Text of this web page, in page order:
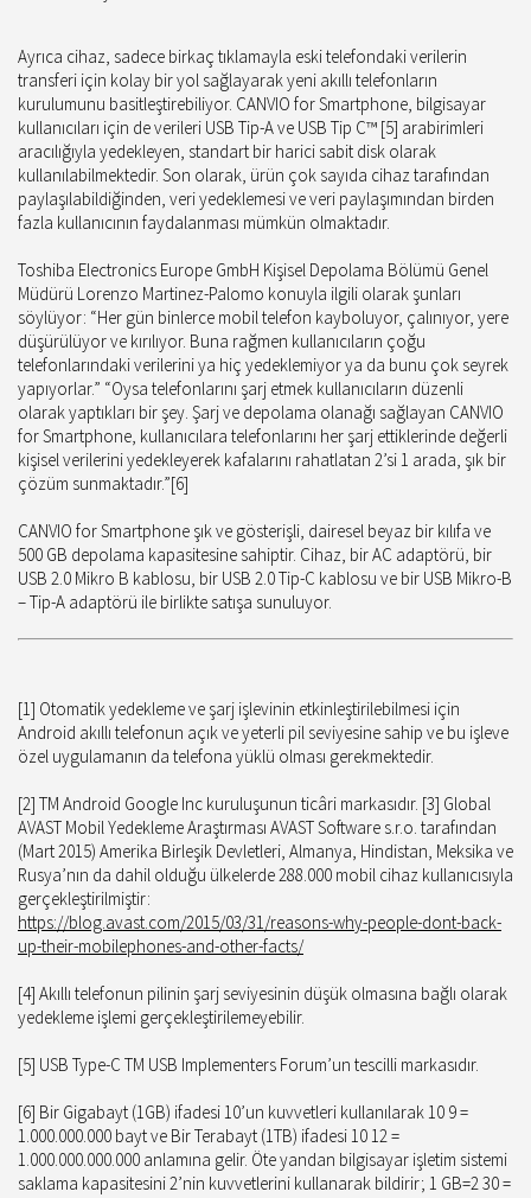
Ayrıca cihaz, sadece birkaç tıklamayla eski telefondaki verilerin
transferi için kolay bir yol sağlayarak yeni akıllı telefonların
kurulumunu basitleştirebiliyor. CANVIO for Smartphone, bilgisayar
kullanıcıları için de verileri USB Tip-A ve USB Tip C™ [5] arabirimleri
aracılığıyla yedekleyen, standart bir harici sabit disk olarak
kullanılabilmektedir. Son olarak, ürün çok sayıda cihaz tarafından
paylaşılabildiğinden, veri yedeklemesi ve veri paylaşımından birden
fazla kullanıcının faydalanması mümkün olmaktadır.
Toshiba Electronics Europe GmbH Kişisel Depolama Bölümü Genel
Müdürü Lorenzo Martinez-Palomo konuyla ilgili olarak şunları
söylüyor: “Her gün binlerce mobil telefon kayboluyor, çalınıyor, yere
düşürülüyor ve kırılıyor. Buna rağmen kullanıcıların çoğu
telefonlarındaki verilerini ya hiç yedeklemiyor ya da bunu çok seyrek
yapıyorlar.” “Oysa telefonlarını şarj etmek kullanıcıların düzenli
olarak yaptıkları bir şey. Şarj ve depolama olanağı sağlayan CANVIO
for Smartphone, kullanıcılara telefonlarını her şarj ettiklerinde değerli
kişisel verilerini yedekleyerek kafalarını rahatlatan 2’si 1 arada, şık bir
çözüm sunmaktadır.”[6]
CANVIO for Smartphone şık ve gösterişli, dairesel beyaz bir kılıfa ve
500 GB depolama kapasitesine sahiptir. Cihaz, bir AC adaptörü, bir
USB 2.0 Mikro B kablosu, bir USB 2.0 Tip-C kablosu ve bir USB Mikro-B
– Tip-A adaptörü ile birlikte satışa sunuluyor.
[1] Otomatik yedekleme ve şarj işlevinin etkinleştirilebilmesi için
Android akıllı telefonun açık ve yeterli pil seviyesine sahip ve bu işleve
özel uygulamanın da telefona yüklü olması gerekmektedir.
[2] TM Android Google Inc kuruluşunun ticâri markasıdır. [3] Global
AVAST Mobil Yedekleme Araştırması AVAST Software s.r.o. tarafından
(Mart 2015) Amerika Birleşik Devletleri, Almanya, Hindistan, Meksika ve
Rusya’nın da dahil olduğu ülkelerde 288.000 mobil cihaz kullanıcısıyla
gerçekleştirilmiştir:
https://blog.avast.com/2015/03/31/reasons-why-people-dont-back-
up-their-mobilephones-and-other-facts/
[4] Akıllı telefonun pilinin şarj seviyesinin düşük olmasına bağlı olarak
yedekleme işlemi gerçekleştirilemeyebilir.
[5] USB Type-C TM USB Implementers Forum’un tescilli markasıdır.
[6] Bir Gigabayt (1GB) ifadesi 10’un kuvvetleri kullanılarak 10 9 =
1.000.000.000 bayt ve Bir Terabayt (1TB) ifadesi 10 12 =
1.000.000.000.000 anlamına gelir. Öte yandan bilgisayar işletim sistemi
saklama kapasitesini 2’nin kuvvetlerini kullanarak bildirir; 1 GB=2 30 =